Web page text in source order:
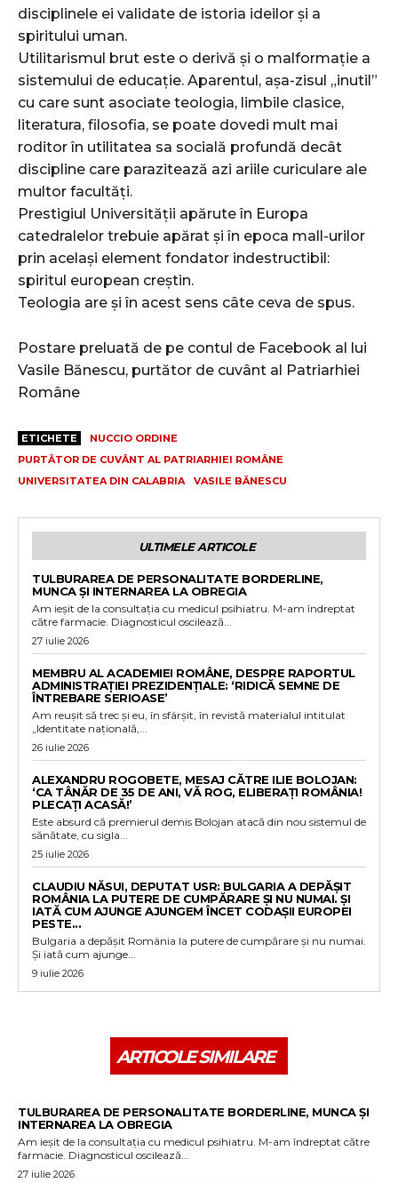
disciplinele ei validate de istoria ideilor și a
spiritului uman.
Utilitarismul brut este o derivă și o malformație a
sistemului de educație. Aparentul, așa-zisul „inutil”
cu care sunt asociate teologia, limbile clasice,
literatura, filosofia, se poate dovedi mult mai
roditor în utilitatea sa socială profundă decât
discipline care parazitează azi ariile curiculare ale
multor facultăți.
Prestigiul Universității apărute în Europa
catedralelor trebuie apărat și în epoca mall-urilor
prin același element fondator indestructibil:
spiritul european creștin.
Teologia are și în acest sens câte ceva de spus.
Postare preluată de pe contul de Facebook al lui
Vasile Bănescu, purtător de cuvânt al Patriarhiei
Române
ETICHETE
NUCCIO ORDINE
PURTĂTOR DE CUVÂNT AL PATRIARHIEI ROMÂNE
UNIVERSITATEA DIN CALABRIA
VASILE BĂNESCU
ULTIMELE ARTICOLE
TULBURAREA DE PERSONALITATE BORDERLINE,
MUNCA ȘI INTERNAREA LA OBREGIA
Am ieșit de la consultația cu medicul psihiatru. M-am îndreptat
către farmacie. Diagnosticul oscilează...
27 iulie 2026
MEMBRU AL ACADEMIEI ROMÂNE, DESPRE RAPORTUL
ADMINISTRAȚIEI PREZIDENȚIALE: ‘RIDICĂ SEMNE DE
ÎNTREBARE SERIOASE’
Am reușit să trec și eu, în sfârșit, în revistă materialul intitulat
„Identitate națională,...
26 iulie 2026
ALEXANDRU ROGOBETE, MESAJ CĂTRE ILIE BOLOJAN:
‘CA TÂNĂR DE 35 DE ANI, VĂ ROG, ELIBERAȚI ROMÂNIA!
PLECAȚI ACASĂ!’
Este absurd că premierul demis Bolojan atacă din nou sistemul de
sănătate, cu sigla...
25 iulie 2026
CLAUDIU NĂSUI, DEPUTAT USR: BULGARIA A DEPĂȘIT
ROMÂNIA LA PUTERE DE CUMPĂRARE ȘI NU NUMAI. ȘI
IATĂ CUM AJUNGE AJUNGEM ÎNCET CODAȘII EUROPEI
PESTE...
Bulgaria a depășit România la putere de cumpărare și nu numai.
Și iată cum ajunge...
9 iulie 2026
ARTICOLE SIMILARE
TULBURAREA DE PERSONALITATE BORDERLINE, MUNCA ȘI
INTERNAREA LA OBREGIA
Am ieșit de la consultația cu medicul psihiatru. M-am îndreptat către
farmacie. Diagnosticul oscilează...
27 iulie 2026